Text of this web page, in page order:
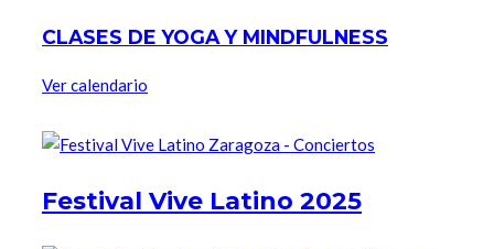
CLASES DE YOGA Y MINDFULNESS
Ver calendario
Festival Vive Latino 2025